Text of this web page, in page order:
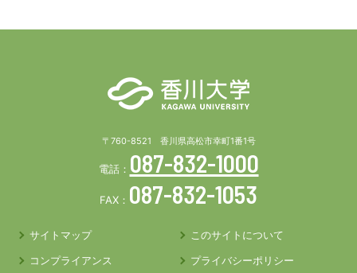
〒760-8521 香川県高松市幸町1番1号
電話： 087-832-1000
FAX： 087-832-1053
サイトマップ
このサイトについて
コンプライアンス
プライバシーポリシー